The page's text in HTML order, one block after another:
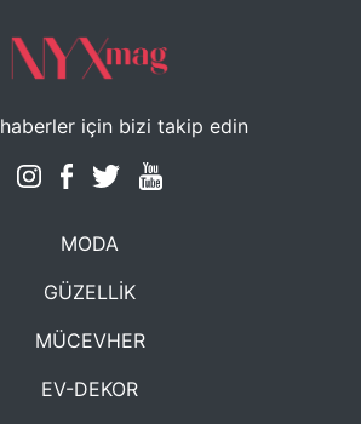
için bizi takip edin
MODA
GÜZELLİK
MÜCEVHER
EV-DEKOR